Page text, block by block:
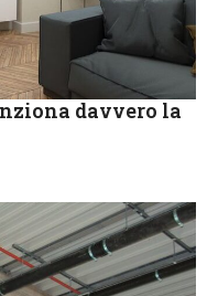
davvero la